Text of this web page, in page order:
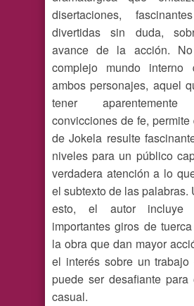
disertaciones,
divertidas sin duda,
avance de la acción.
complejo mundo
ambos personajes, aquel
tener aparentemente
convicciones de fe,
de Jokela resulte
niveles para un público
verdadera atención a lo
el subtexto de las palabras.
esto, el autor
importantes giros de
la obra que dan mayor
el interés sobre un
puede ser desafiante para
casual.